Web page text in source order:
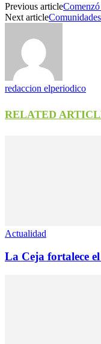
Previous article
Next article
redaccion elperiodico
RELATED
Actualidad
La Ceja fortalece